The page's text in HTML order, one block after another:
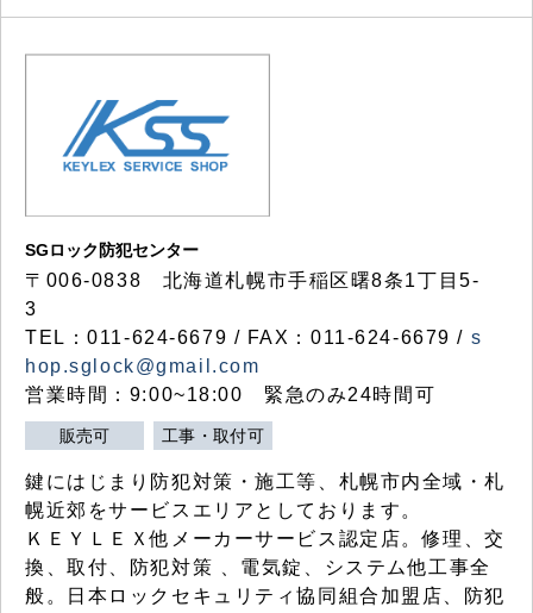
SGロック防犯センター
〒006-0838 北海道札幌市手稲区曙8条1丁目5-
3
TEL：011-624-6679 / FAX：011-624-6679 / s
hop.sglock@gmail.com
営業時間：9:00~18:00 緊急のみ24時間可
販売可 工事・取付可
鍵にはじまり防犯対策・施工等、札幌市内全域・札
幌近郊をサービスエリアとしております。
ＫＥＹＬＥＸ他メーカーサービス認定店。修理、交
換、取付、防犯対策 、電気錠、システム他工事全
般。日本ロックセキュリティ協同組合加盟店、防犯